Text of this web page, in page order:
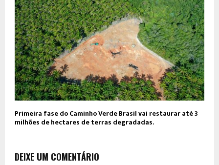
Primeira fase do Caminho Verde Brasil vai restaurar até 3
milhões de hectares de terras degradadas.
DEIXE UM COMENTÁRIO